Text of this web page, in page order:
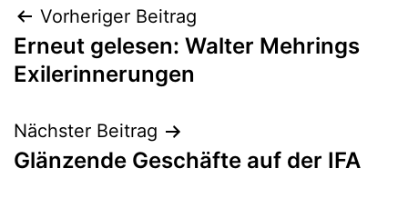
Beitragsnavigation
Vorheriger Beitrag
Erneut gelesen: Walter Mehrings
Exilerinnerungen
Nächster Beitrag
Glänzende Geschäfte auf der IFA